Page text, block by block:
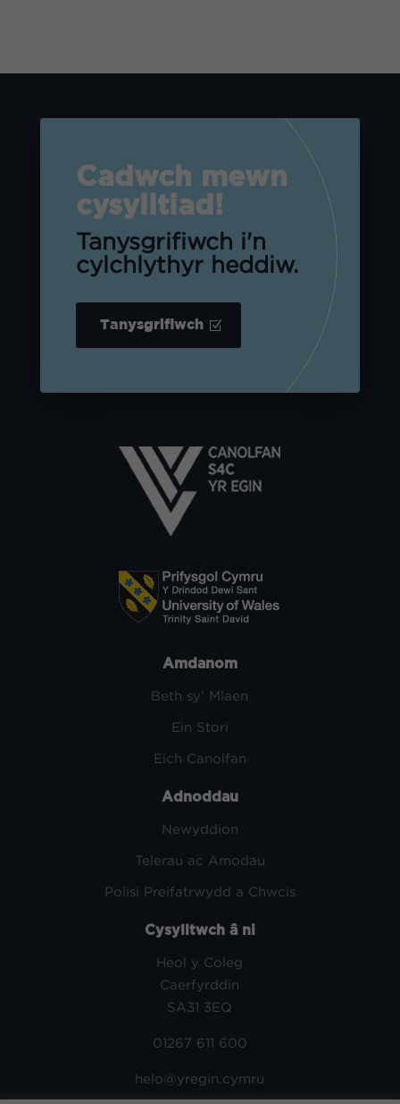
Cadwch mewn
cysylltiad!
Tanysgrifiwch i'n
cylchlythyr heddiw.
Tanysgrifiwch
Amdanom
Beth sy' Mlaen
Ein Stori
Eich Canolfan
Adnoddau
Newyddion
Telerau ac Amodau
Polisi Preifatrwydd a Chwcis
Cysylltwch â ni
Heol y Coleg
Caerfyrddin
SA31 3EQ
01267 611 600
helo@yregin.cymru